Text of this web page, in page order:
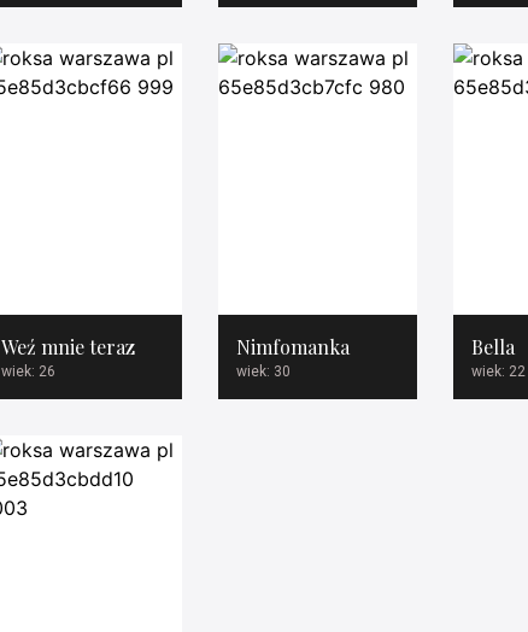
Weź mnie teraz
wiek: 26
Nimfomanka
wiek: 30
Bella
wiek: 22